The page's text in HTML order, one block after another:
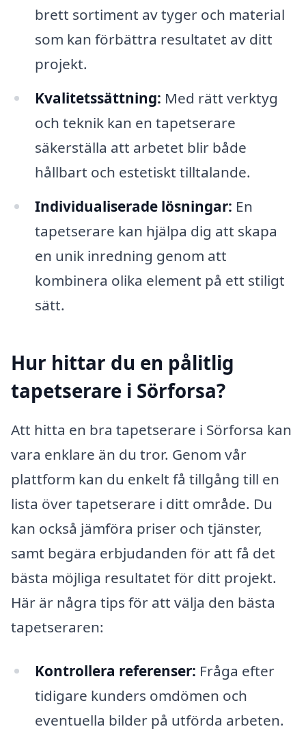
brett sortiment av tyger och material
som kan förbättra resultatet av ditt
projekt.
Kvalitetssättning: Med rätt verktyg
och teknik kan en tapetserare
säkerställa att arbetet blir både
hållbart och estetiskt tilltalande.
Individualiserade lösningar: En
tapetserare kan hjälpa dig att skapa
en unik inredning genom att
kombinera olika element på ett stiligt
sätt.
Hur hittar du en pålitlig
tapetserare i Sörforsa?
Att hitta en bra tapetserare i Sörforsa kan
vara enklare än du tror. Genom vår
plattform kan du enkelt få tillgång till en
lista över tapetserare i ditt område. Du
kan också jämföra priser och tjänster,
samt begära erbjudanden för att få det
bästa möjliga resultatet för ditt projekt.
Här är några tips för att välja den bästa
tapetseraren:
Kontrollera referenser: Fråga efter
tidigare kunders omdömen och
eventuella bilder på utförda arbeten.